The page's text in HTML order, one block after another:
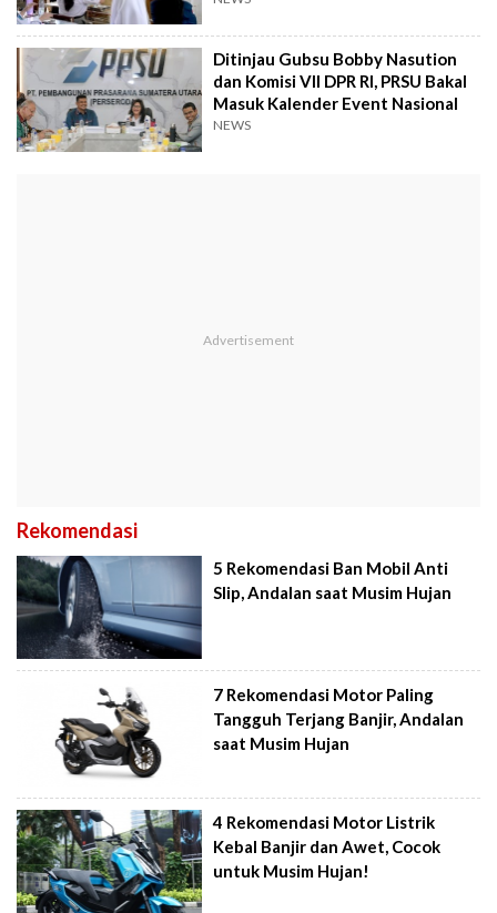
Ditinjau Gubsu Bobby Nasution
dan Komisi VII DPR RI, PRSU Bakal
Masuk Kalender Event Nasional
NEWS
Rekomendasi
5 Rekomendasi Ban Mobil Anti
Slip, Andalan saat Musim Hujan
7 Rekomendasi Motor Paling
Tangguh Terjang Banjir, Andalan
saat Musim Hujan
4 Rekomendasi Motor Listrik
Kebal Banjir dan Awet, Cocok
untuk Musim Hujan!